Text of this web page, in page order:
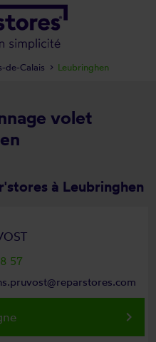
volet
à Leubringhen
57
keyboard_arrow_right
de-Calais Leubringhen